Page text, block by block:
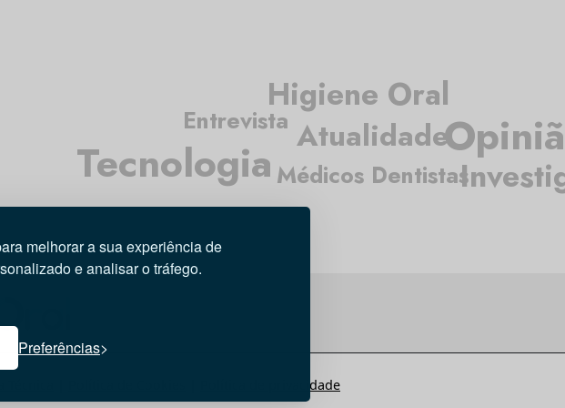
melhorar a sua experiência de
e analisar o tráfego.
Preferências
Atualidade
Médicos Dentistas
Higiene Oral
Entrevista
Tecnologia
Política de privacidade